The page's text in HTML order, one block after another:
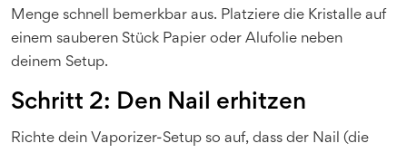
Menge schnell bemerkbar aus. Platziere die Kristalle auf
einem sauberen Stück Papier oder Alufolie neben
deinem Setup.
Schritt 2: Den Nail erhitzen
Richte dein Vaporizer-Setup so auf, dass der Nail (die